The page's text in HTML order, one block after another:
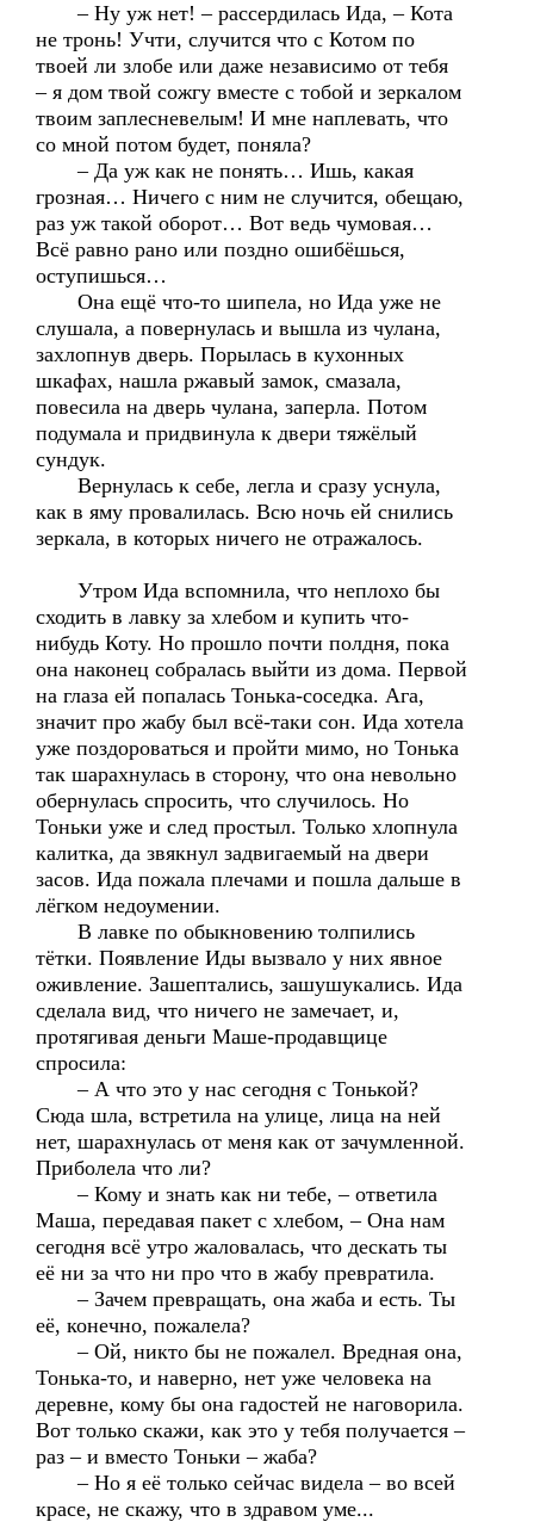
– Ну уж нет! – рассердилась Ида, – Кота
не тронь! Учти, случится что с Котом по
твоей ли злобе или даже независимо от тебя
– я дом твой сожгу вместе с тобой и зеркалом
твоим заплесневелым! И мне наплевать, что
со мной потом будет, поняла?
– Да уж как не понять… Ишь, какая
грозная… Ничего с ним не случится, обещаю,
раз уж такой оборот… Вот ведь чумовая…
Всё равно рано или поздно ошибёшься,
оступишься…
Она ещё что-то шипела, но Ида уже не
слушала, а повернулась и вышла из чулана,
захлопнув дверь. Порылась в кухонных
шкафах, нашла ржавый замок, смазала,
повесила на дверь чулана, заперла. Потом
подумала и придвинула к двери тяжёлый
сундук.
Вернулась к себе, легла и сразу уснула,
как в яму провалилась. Всю ночь ей снились
зеркала, в которых ничего не отражалось.
Утром Ида вспомнила, что неплохо бы
сходить в лавку за хлебом и купить что-
нибудь Коту. Но прошло почти полдня, пока
она наконец собралась выйти из дома. Первой
на глаза ей попалась Тонька-соседка. Ага,
значит про жабу был всё-таки сон. Ида хотела
уже поздороваться и пройти мимо, но Тонька
так шарахнулась в сторону, что она невольно
обернулась спросить, что случилось. Но
Тоньки уже и след простыл. Только хлопнула
калитка, да звякнул задвигаемый на двери
засов. Ида пожала плечами и пошла дальше в
лёгком недоумении.
В лавке по обыкновению толпились
тётки. Появление Иды вызвало у них явное
оживление. Зашептались, зашушукались. Ида
сделала вид, что ничего не замечает, и,
протягивая деньги Маше-продавщице
спросила:
– А что это у нас сегодня с Тонькой?
Сюда шла, встретила на улице, лица на ней
нет, шарахнулась от меня как от зачумленной.
Приболела что ли?
– Кому и знать как ни тебе, – ответила
Маша, передавая пакет с хлебом, – Она нам
сегодня всё утро жаловалась, что дескать ты
её ни за что ни про что в жабу превратила.
– Зачем превращать, она жаба и есть. Ты
её, конечно, пожалела?
– Ой, никто бы не пожалел. Вредная она,
Тонька-то, и наверно, нет уже человека на
деревне, кому бы она гадостей не наговорила.
Вот только скажи, как это у тебя получается –
раз – и вместо Тоньки – жаба?
– Но я её только сейчас видела – во всей
красе, не скажу, что в здравом уме...